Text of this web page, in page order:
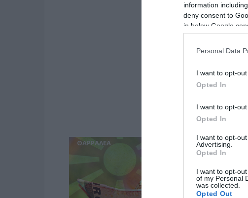
information
deny consent to
in below Google
Personal Data
I want to opt-
Opted In
I want to opt-
Opted In
I want to opt-
Advertising.
Opted In
I want to opt-
of my Personal
was collected.
Opted Out
ΘΑΡΡΑΛΕΑ